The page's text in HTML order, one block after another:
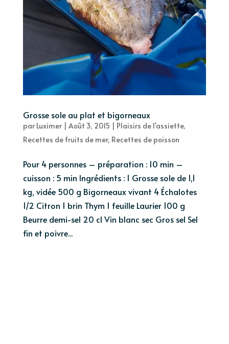
Grosse sole au plat et bigorneaux
par Luximer| Août 3, 2015 Plaisirs de l'assiette,
Recettes de fruits de mer, Recettes de poisson
Pour 4 personnes – préparation : 10 min –
cuisson : 5 min Ingrédients : 1 Grosse sole de 1,1
kg, vidée 500 g Bigorneaux vivant 4 Échalotes
1/2 Citron 1 brin Thym 1 feuille Laurier 100 g
Beurre demi-sel 20 cl Vin blanc sec Gros sel Sel
fin et poivre...